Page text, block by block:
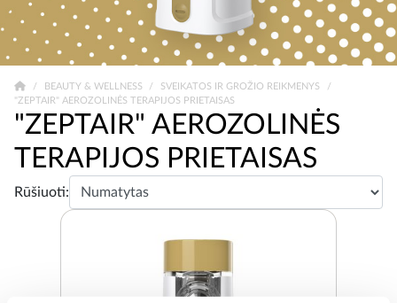
BEAUTY & WELLNESS
SVEIKATOS IR GROŽIO REIKMENYS
"ZEPTAIR" AEROZOLINĖS TERAPIJOS PRIETAISAS
"ZEPTAIR" AEROZOLINĖS
TERAPIJOS PRIETAISAS
Rūšiuoti: